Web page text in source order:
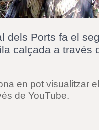
a
u
e
s
c
u
dels Ports fa el
calçada a través
en pot visualitzar
de YouTube.